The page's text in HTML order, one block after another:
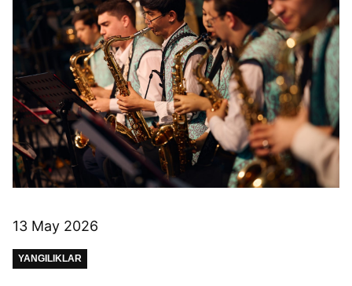
13 May 2026
YANGILIKLAR